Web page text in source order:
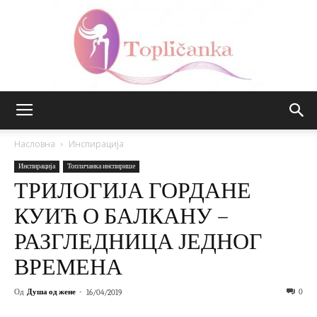
Насловна Инспирација
Инспирација Топличанка инспирише
ТРИЛОГИЈА ГОРДАНЕ
КУИЋ О БАЛКАНУ –
РАЗГЛЕДНИЦА ЈЕДНОГ
ВРЕМЕНА
Од Душа од жене - 16/04/2019 0